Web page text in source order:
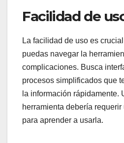
Facilidad de
La facilidad de uso es
puedas navegar la
complicaciones. Busca
procesos simplificados que
la información rápidamente.
herramienta debería
para aprender a usarla.